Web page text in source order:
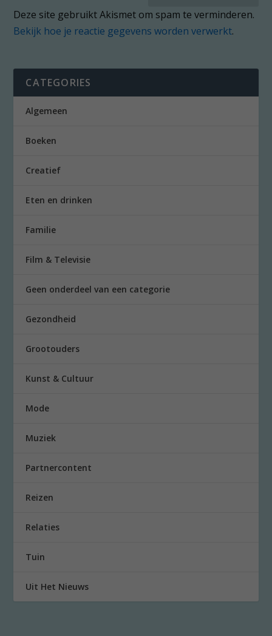
Deze site gebruikt Akismet om spam te verminderen.
Bekijk hoe je reactie gegevens worden verwerkt.
CATEGORIES
Algemeen
Boeken
Creatief
Eten en drinken
Familie
Film & Televisie
Geen onderdeel van een categorie
Gezondheid
Grootouders
Kunst & Cultuur
Mode
Muziek
Partnercontent
Reizen
Relaties
Tuin
Uit Het Nieuws